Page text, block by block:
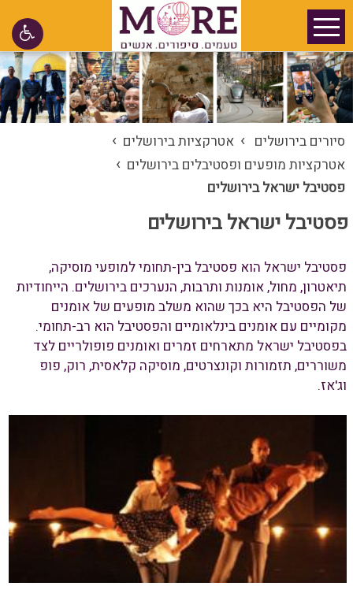
סיורים בירושלים › אטרקציות בירושלים ›
אטרקציות מופעים ופסטיבלים בירושלים ›
פסטיבל ישראל בירושלים
פסטיבל ישראל בירושלים
פסטיבל ישראל הוא פסטיבל בין-תחומי למופעי מוסיקה,
תיאטרון, מחול, אומנות ותרבות, הנערכים בירושלים. הייחודיות
של הפסטיבל היא בכך שהוא משלב מופעים של אומנים
מקומיים עם אומנים בינלאומיים והפסטיבל הוא רב-תחומי.
בפסטיבל ישראל מתארחים זמרים ואומנים פופולריים לצד
משוררים, תזמורות וקונצרטים, מוסיקה קלאסית, רוק, פופ
וג'אז.